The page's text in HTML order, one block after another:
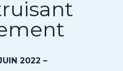
2022 –